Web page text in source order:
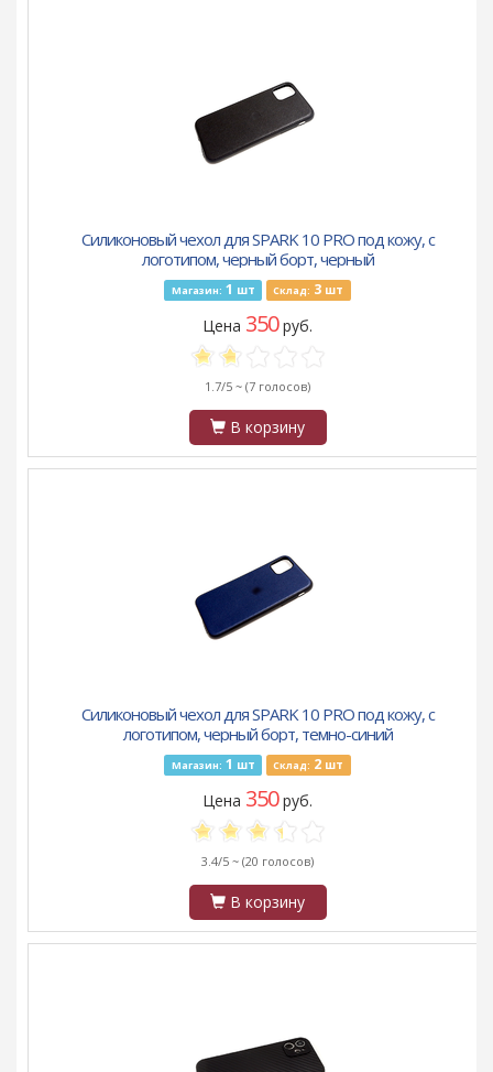
Силиконовый чехол для SPARK 10 PRO под кожу, с
логотипом, черный борт, черный
Магазин: 1 шт Склад: 3 шт
Цена 350руб.
1.7/5 ~ (7 голосов)
В корзину
Силиконовый чехол для SPARK 10 PRO под кожу, с
логотипом, черный борт, темно-синий
Магазин: 1 шт Склад: 2 шт
Цена 350руб.
3.4/5 ~ (20 голосов)
В корзину